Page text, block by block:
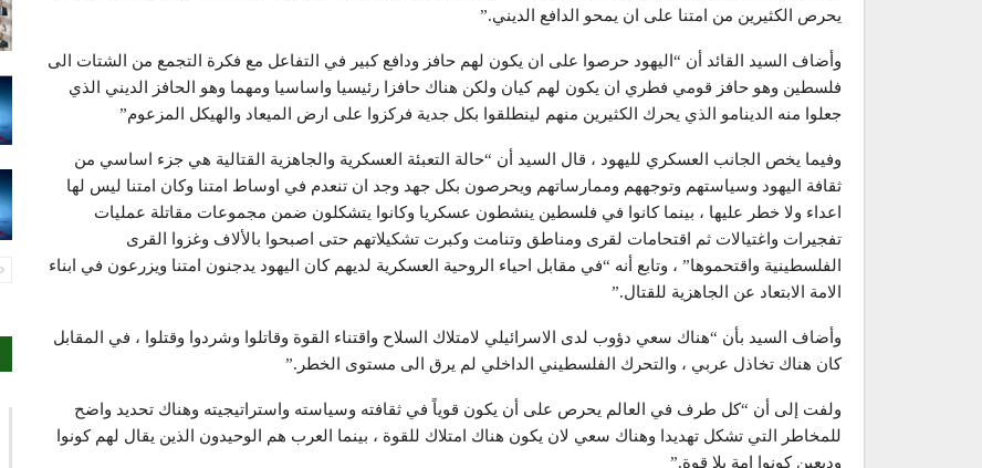
يحرص الكثيرين من امتنا على ان يمحو الدافع الديني.”
وأضاف السيد القائد أن “اليهود حرصوا على ان يكون لهم حافز ودافع كبير في التفاعل مع فكرة التجمع من الشتات الى
فلسطين وهو حافز قومي فطري ان يكون لهم كيان ولكن هناك حافزا رئيسيا واساسيا ومهما وهو الحافز الديني الذي
جعلوا منه الدينامو الذي يحرك الكثيرين منهم لينطلقوا بكل جدية فركزوا على ارض الميعاد والهيكل المزعوم”
وفيما يخص الجانب العسكري لليهود ، قال السيد أن “حالة التعبئة العسكرية والجاهزية القتالية هي جزء اساسي من
ثقافة اليهود وسياستهم وتوجههم وممارساتهم ويحرصون بكل جهد وجد ان تنعدم في اوساط امتنا وكان امتنا ليس لها
اعداء ولا خطر عليها ، بينما كانوا في فلسطين ينشطون عسكريا وكانوا يتشكلون ضمن مجموعات مقاتلة عمليات
تفجيرات واغتيالات ثم اقتحامات لقرى ومناطق وتنامت وكبرت تشكيلاتهم حتى اصبحوا بالألاف وغزوا القرى
الفلسطينية واقتحموها” ، وتابع أنه “في مقابل احياء الروحية العسكرية لديهم كان اليهود يدجنون امتنا ويزرعون في ابناء
الامة الابتعاد عن الجاهزية للقتال.”
وأضاف السيد بأن “هناك سعي دؤوب لدى الاسرائيلي لامتلاك السلاح واقتناء القوة وقاتلوا وشردوا وقتلوا ، في المقابل
كان هناك تخاذل عربي ، والتحرك الفلسطيني الداخلي لم يرق الى مستوى الخطر.”
ولفت إلى أن “كل طرف في العالم يحرص على أن يكون قوياً في ثقافته وسياسته واستراتيجيته وهناك تحديد واضح
للمخاطر التي تشكل تهديدا وهناك سعي لان يكون هناك امتلاك للقوة ، بينما العرب هم الوحيدون الذين يقال لهم كونوا
وديعين كونوا امة بلا قوة.”